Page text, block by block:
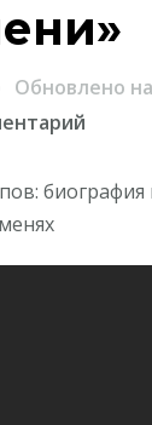
Обновлено на